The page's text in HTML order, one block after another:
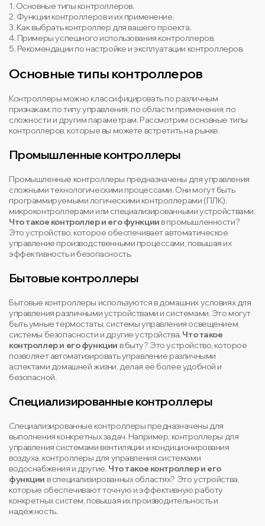
1. Основные типы контроллеров.
2. Функции контроллеров и их применение.
3. Как выбрать контроллер для вашего проекта.
4. Примеры успешного использования контроллеров.
5. Рекомендации по настройке и эксплуатации контроллеров.
Основные типы контроллеров
Контроллеры можно классифицировать по различным
признакам: по типу управления, по области применения, по
сложности и другим параметрам. Рассмотрим основные типы
контроллеров, которые вы можете встретить на рынке.
Промышленные контроллеры
Промышленные контроллеры предназначены для управления
сложными технологическими процессами. Они могут быть
программируемыми логическими контроллерами (ПЛК),
микроконтроллерами или специализированными устройствами.
Что такое контроллер и его функции в промышленности?
Это устройство, которое обеспечивает автоматическое
управление производственными процессами, повышая их
эффективность и безопасность.
Бытовые контроллеры
Бытовые контроллеры используются в домашних условиях для
управления различными устройствами и системами. Это могут
быть умные термостаты, системы управления освещением,
системы безопасности и другие устройства. Что такое
контроллер и его функции в быту? Это устройство, которое
позволяет автоматизировать управление различными
аспектами домашней жизни, делая её более удобной и
безопасной.
Специализированные контроллеры
Специализированные контроллеры предназначены для
выполнения конкретных задач. Например, контроллеры для
управления системами вентиляции и кондиционирования
воздуха, контроллеры для управления системами
водоснабжения и другие. Что такое контроллер и его
функции в специализированных областях? Это устройства,
которые обеспечивают точную и эффективную работу
конкретных систем, повышая их производительность и
надёжность.